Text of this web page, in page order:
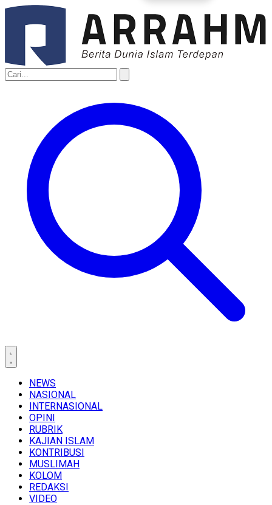
NEWS
NASIONAL
INTERNASIONAL
OPINI
RUBRIK
KAJIAN ISLAM
KONTRIBUSI
MUSLIMAH
KOLOM
REDAKSI
VIDEO